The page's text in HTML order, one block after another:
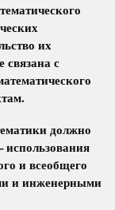
их
связана с
должно
использования
и всеобщего
и инженерными